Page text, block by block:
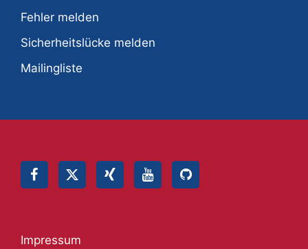
Fehler melden
Sicherheitslücke melden
Mailingliste
Impressum